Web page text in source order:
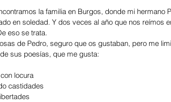
la familia en Burgos, donde mi hermano
en soledad. Y dos veces al año que nos reímos
eso se trata.
de Pedro, seguro que os gustaban, pero me
sus poesías, que me gusta:
locura
castidades